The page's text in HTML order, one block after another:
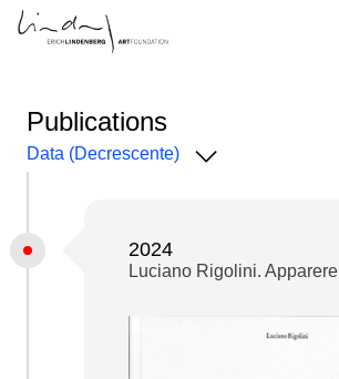
Publications
Data (Decrescente)
2024
Luciano Rigolini. Apparere